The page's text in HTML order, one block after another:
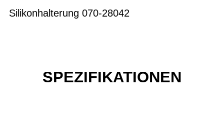
Silikonhalterung 070-28042
SPEZIFIKATIONEN